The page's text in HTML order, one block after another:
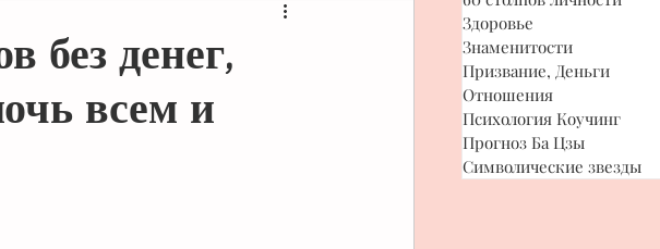
Коучинг
без денег,
всем и
Здоровье
Знаменитости
Призвание, Деньги
Отношения
Психология Коучинг
Прогноз Ба Цзы
Символические звезды